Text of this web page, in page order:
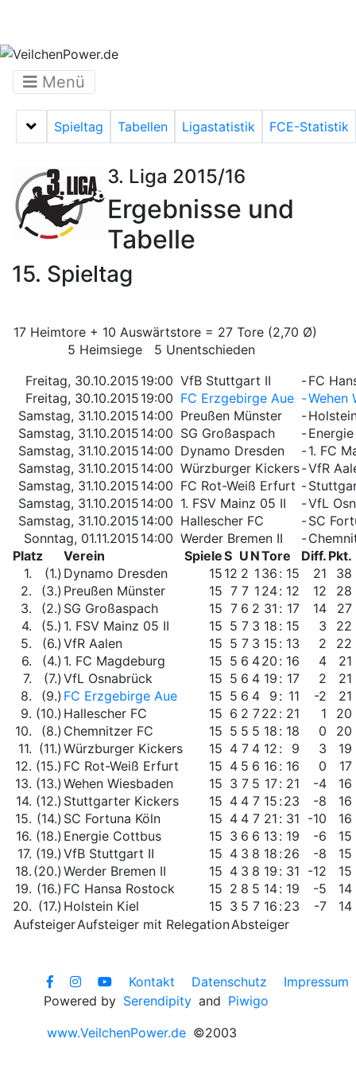
Menü
Menü auf-/zuklappen
Spieltag Tabellen Ligastatistik FCE-Statistik
3. Liga 2015/16
Ergebnisse und
Tabelle
15. Spieltag
17 Heimtore + 10 Auswärtstore = 27 Tore (2,70 Ø)
5 Heimsiege 5 Unentschieden
Freitag, 30.10.2015 19:00 VfB Stuttgart II -FC
Freitag, 30.10.2015 19:00 FC Erzgebirge Aue -Wehen
Samstag, 31.10.2015 14:00 Preußen Münster -
Samstag, 31.10.2015 14:00 SG Großaspach -
Samstag, 31.10.2015 14:00 Dynamo Dresden -1. FC
Samstag, 31.10.2015 14:00 Würzburger Kickers-VfR
Samstag, 31.10.2015 14:00 FC Rot-Weiß Erfurt -
Samstag, 31.10.2015 14:00 1. FSV Mainz 05 II -VfL
Samstag, 31.10.2015 14:00 Hallescher FC -SC
Sonntag, 01.11.2015 14:00 Werder Bremen II -
Platz
Verein SpieleS U NTore Diff. Pkt.
1.
(1.) Dynamo Dresden 15 12 2 1 36 : 15 21
38
2.
(3.) Preußen Münster 15 7 7 1 24: 12 12
28
3.
(2.) SG Großaspach 15 7 6 2 31 : 17 14
27
4.
(5.) 1. FSV Mainz 05 II 15 5 7 3 18 : 15 3
22
5.
(6.) VfR Aalen 15 5 7 3 15 : 13 2
22
6.
(4.) 1. FC Magdeburg 15 5 6 420 : 16 4
21
7.
(7.) VfL Osnabrück 15 5 6 4 19 : 17 2
21
8.
(9.) FC Erzgebirge Aue 15 5 6 4 9 : 11 -2
21
9. (10.) Hallescher FC 15 6 2 722 : 21 1
20
10.
(8.) Chemnitzer FC 15 5 5 5 18 : 18 0
20
11. (11.) Würzburger Kickers 15 4 7 4 12 : 9 3
19
12. (15.) FC Rot-Weiß Erfurt 15 4 5 6 16 : 16 0
17
13. (13.) Wehen Wiesbaden 15 3 7 5 17: 21 -4
16
14. (12.) Stuttgarter Kickers 15 4 4 7 15 :23 -8
16
15. (14.) SC Fortuna Köln 15 4 4 7 21 : 31 -10
16
16. (18.) Energie Cottbus 15 3 6 6 13 : 19 -6
15
17. (19.) VfB Stuttgart II 15 4 3 8 18 :26 -8
15
18. (20.) Werder Bremen II 15 4 3 8 19 : 31 -12
15
19. (16.) FC Hansa Rostock 15 2 8 5 14: 19 -5
14
20. (17.) Holstein Kiel 15 3 5 7 16 :23 -7
14
AufsteigerAufsteiger mit RelegationAbsteiger
Kontakt Datenschutz
Impressum
Powered by Serendipity and Piwigo
www.VeilchenPower.de ©2003